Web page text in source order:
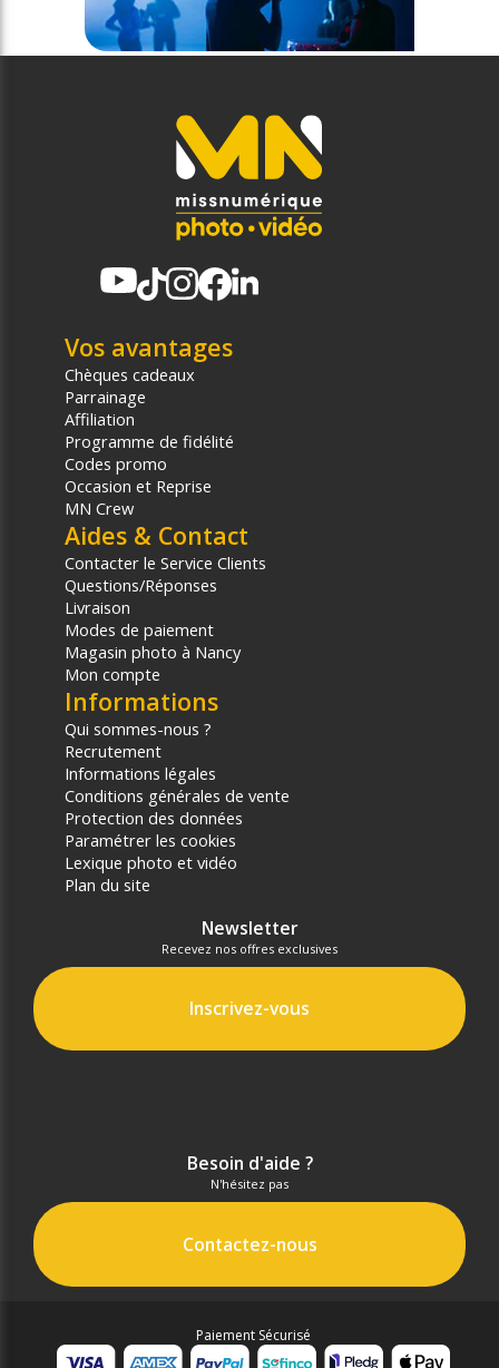
Vos avantages
Chèques cadeaux
Parrainage
Affiliation
Programme de fidélité
Codes promo
Occasion et Reprise
MN Crew
Aides & Contact
Contacter le Service Clients
Questions/Réponses
Livraison
Modes de paiement
Magasin photo à Nancy
Mon compte
Informations
Qui sommes-nous ?
Recrutement
Informations légales
Conditions générales de vente
Protection des données
Paramétrer les cookies
Lexique photo et vidéo
Plan du site
Newsletter
Recevez nos offres exclusives
Inscrivez-vous
Besoin d'aide ?
N'hésitez pas
Contactez-nous
Paiement Sécurisé